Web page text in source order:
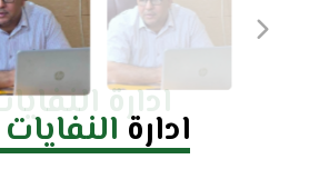
ادارة
ادارة النفايات